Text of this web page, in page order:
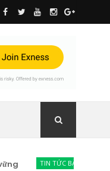
TIN TỨC BẢO HIỂM